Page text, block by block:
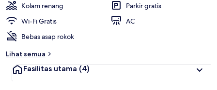
Kolam renang
Parkir gratis
Wi-Fi Gratis
AC
Bebas asap rokok
Lihat semua
Fasilitas utama (4)